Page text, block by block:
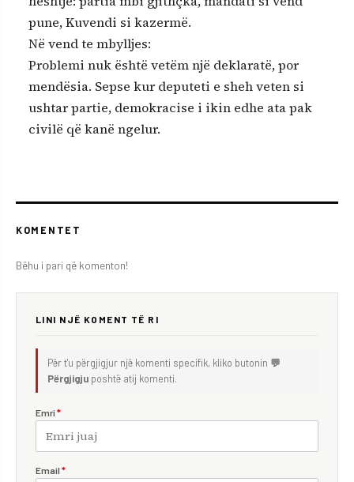
pune, Kuvendi si kazermë.
Në vend te mbylljes:
Problemi nuk është vetëm një deklaratë, por
mendësia. Sepse kur deputeti e sheh veten si
ushtar partie, demokracise i ikin edhe ata pak
civilë që kanë ngelur.
KOMENTET
Bëhu i pari që komenton!
LINI NJË KOMENT TË RI
Për t'u përgjigjur një komenti specifik, kliko butonin 💬
Përgjigju poshtë atij komenti.
Emri *
Email *